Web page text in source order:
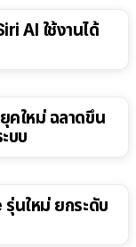
AI ใช้งานได้
คใหม่ ฉลาดขึ้น
บบ
นใหม่ ยกระดับ